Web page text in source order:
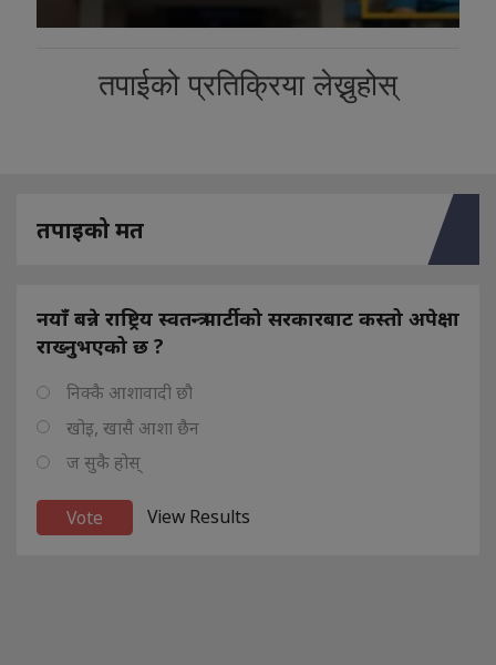
तपाईको प्रतिक्रिया लेख्नुहोस्
तपाइको मत
नयाँ बन्ने राष्ट्रिय स्वतन्त्र पार्टीको सरकारबाट कस्तो अपेक्षा
राख्नुभएको छ ?
निक्कै आशावादी छौ
खोइ, खासै आशा छैन
ज सुकै होस्
View Results